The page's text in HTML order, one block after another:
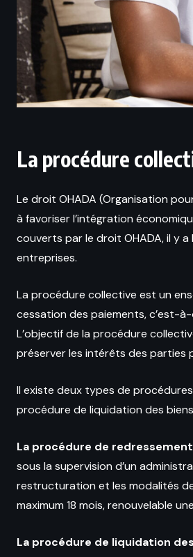
La procédure
Le droit OHADA (Organisation
à favoriser l’intégration
couverts par le droit OHADA, il y
entreprises.
La procédure collective est un
cessation des paiements, c’est-
L’objectif de la procédure
préserver les intérêts des parties
Il existe deux types de
procédure de liquidation des
La procédure de
sous la supervision d’un
restructuration et les modalités
maximum 18 mois, renouvelable
La procédure de liquidation